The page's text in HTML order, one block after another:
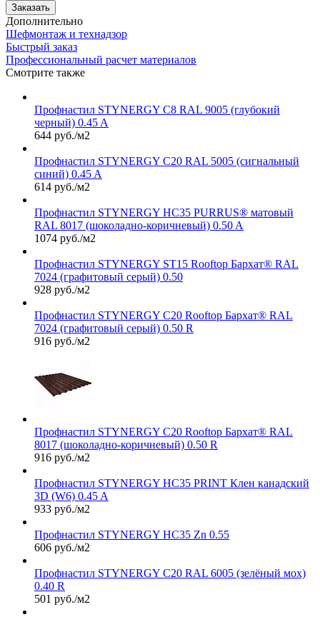
Заказать
Дополнительно
Шефмонтаж и технадзор
Быстрый заказ
Профессиональный расчет материалов
Смотрите также
Профнастил STYNERGY С8 RAL 9005 (глубокий
черный) 0.45 A
644 руб./м2
Профнастил STYNERGY С20 RAL 5005 (сигнальный
синий) 0.45 A
614 руб./м2
Профнастил STYNERGY НС35 PURRUS® матовый
RAL 8017 (шоколадно-коричневый) 0.50 A
1074 руб./м2
Профнастил STYNERGY ST15 Rooftop Бархат® RAL
7024 (графитовый серый) 0.50
928 руб./м2
Профнастил STYNERGY С20 Rooftop Бархат® RAL
7024 (графитовый серый) 0.50 R
916 руб./м2
Профнастил STYNERGY С20 Rooftop Бархат® RAL
8017 (шоколадно-коричневый) 0.50 R
916 руб./м2
Профнастил STYNERGY НС35 PRINT Клен канадский
3D (W6) 0.45 A
933 руб./м2
Профнастил STYNERGY НС35 Zn 0.55
606 руб./м2
Профнастил STYNERGY С20 RAL 6005 (зелёный мох)
0.40 R
501 руб./м2